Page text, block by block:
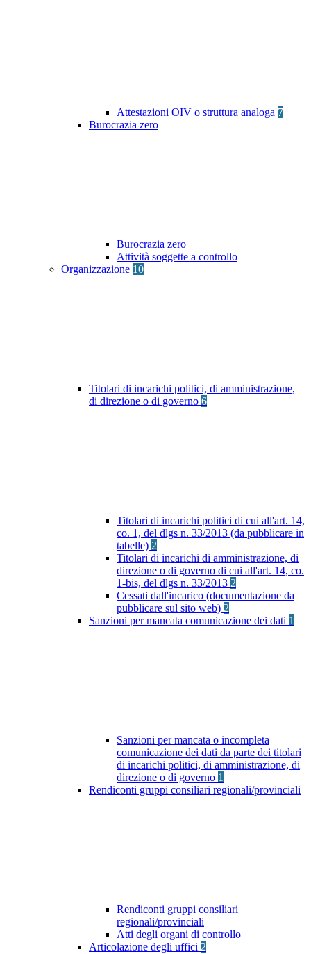
Attestazioni OIV o struttura analoga 7
Burocrazia zero
Burocrazia zero
Attività soggette a controllo
Organizzazione 10
Titolari di incarichi politici, di amministrazione,
di direzione o di governo 6
Titolari di incarichi politici di cui all'art. 14,
co. 1, del dlgs n. 33/2013 (da pubblicare in
tabelle) 2
Titolari di incarichi di amministrazione, di
direzione o di governo di cui all'art. 14, co.
1-bis, del dlgs n. 33/2013 2
Cessati dall'incarico (documentazione da
pubblicare sul sito web) 2
Sanzioni per mancata comunicazione dei dati 1
Sanzioni per mancata o incompleta
comunicazione dei dati da parte dei titolari
di incarichi politici, di amministrazione, di
direzione o di governo 1
Rendiconti gruppi consiliari regionali/provinciali
Rendiconti gruppi consiliari
regionali/provinciali
Atti degli organi di controllo
Articolazione degli uffici 2